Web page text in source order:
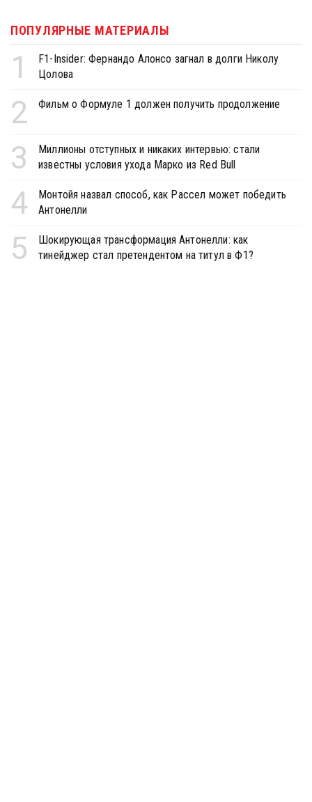
ПОПУЛЯРНЫЕ МАТЕРИАЛЫ
1
F1-Insider: Фернандо Алонсо загнал в долги Николу
Цолова
2 Фильм о Формуле 1 должен получить продолжение
3
Миллионы отступных и никаких интервью: стали
известны условия ухода Марко из Red Bull
4
Монтойя назвал способ, как Рассел может победить
Антонелли
5
Шокирующая трансформация Антонелли: как
тинейджер стал претендентом на титул в Ф1?